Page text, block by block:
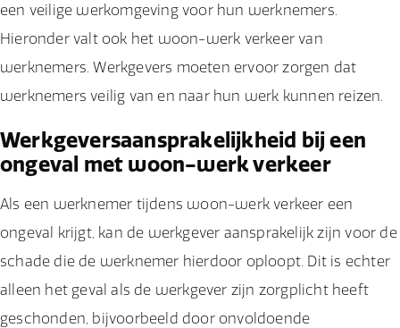
een veilige werkomgeving voor hun werknemers.
Hieronder valt ook het woon-werk verkeer van
werknemers. Werkgevers moeten ervoor zorgen dat
werknemers veilig van en naar hun werk kunnen reizen.
Werkgeversaansprakelijkheid bij een
ongeval met woon-werk verkeer
Als een werknemer tijdens woon-werk verkeer een
ongeval krijgt, kan de werkgever aansprakelijk zijn voor de
schade die de werknemer hierdoor oploopt. Dit is echter
alleen het geval als de werkgever zijn zorgplicht heeft
geschonden, bijvoorbeeld door onvoldoende